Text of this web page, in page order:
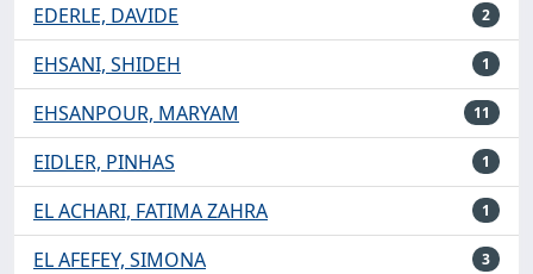
EDERLE, DAVIDE 2
EHSANI, SHIDEH 1
EHSANPOUR, MARYAM 11
EIDLER, PINHAS 1
EL ACHARI, FATIMA ZAHRA 1
EL AFEFEY, SIMONA 3